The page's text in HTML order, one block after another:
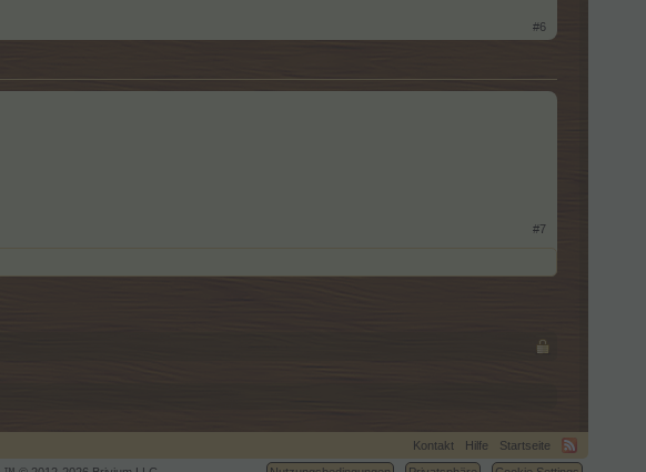
#6
#7
Kontakt Hilfe
Startseite